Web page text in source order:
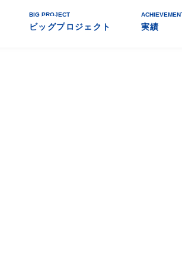
BIG PROJECT
ビッグプロジェクト 実績